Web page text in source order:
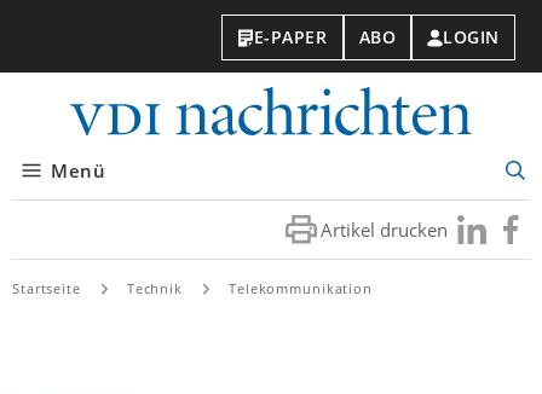
E-PAPER ABO LOGIN
Menü
Artikel drucken Besuchen
Sie
Sie
Startseite Technik Telekommunikation